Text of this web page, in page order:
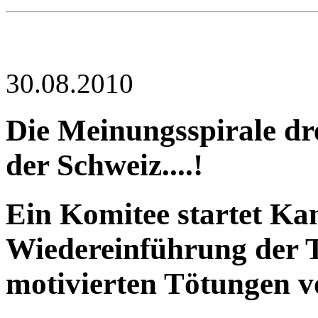
30.08.2010
Die Meinungsspirale
der Schweiz....!
Ein Komitee startet
Wiedereinführung der
motivierten Tötungen